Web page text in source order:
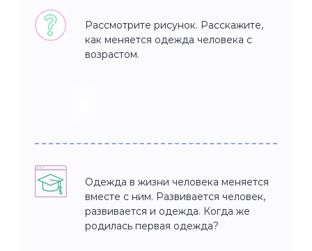
Рассмотрите рисунок. Расскажите,
как меняется одежда человека с
возрастом.
Одежда в жизни человека меняется
вместе с ним. Развивается человек,
развивается и одежда. Когда же
родилась первая одежда?